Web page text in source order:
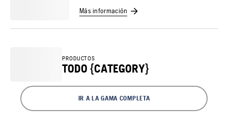
Más información
PRODUCTOS
TODO {CATEGORY}
IR A LA GAMA COMPLETA